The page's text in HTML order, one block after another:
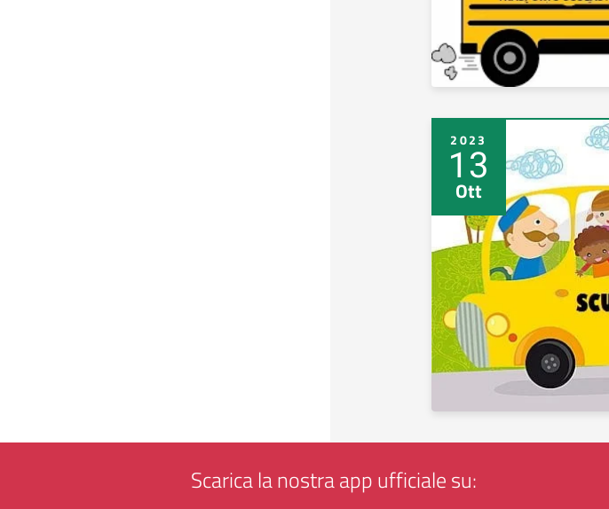
2023
13
Ott
Scarica la nostra app ufficiale su: